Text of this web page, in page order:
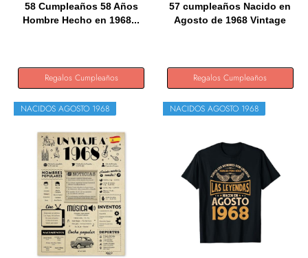
58 Cumpleaños 58 Años
Hombre Hecho en 1968...
Regalos Cumpleaños
57 cumpleaños Nacido en
Agosto de 1968 Vintage
Regalos Cumpleaños
NACIDOS AGOSTO 1968 NACIDOS AGOSTO 1968